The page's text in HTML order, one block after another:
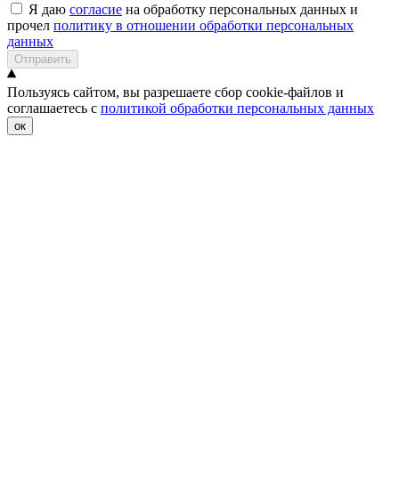
Я даю согласие на обработку персональных данных и
прочел политику в отношении обработки персональных
данных
Отправить
Пользуясь сайтом, вы разрешаете сбор cookie-файлов и
соглашаетесь с политикой обработки персональных данных
ок